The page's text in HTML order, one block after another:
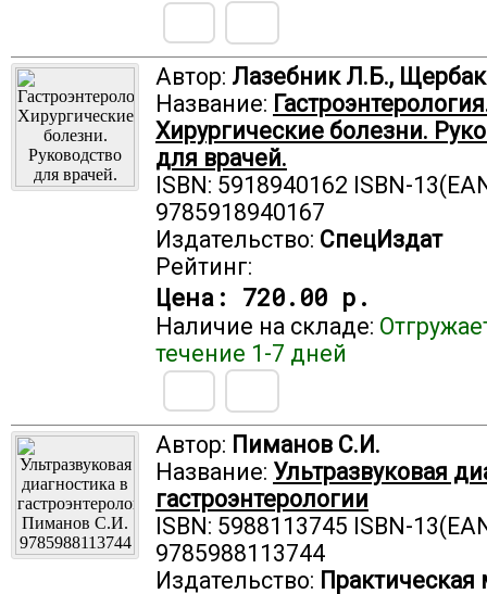
Автор: Лазебник Л.Б.,
Название:
Хирургические болезни.
для врачей.
ISBN: 5918940162 ISBN-
9785918940167
Издательство: СпецИздат
Рейтинг:
Цена: 720.00 р.
Наличие на складе:
течение 1-7 дней
Автор: Пиманов С.И.
Название: Ультразвуковая
гастроэнтерологии
ISBN: 5988113745 ISBN-
9785988113744
Издательство: